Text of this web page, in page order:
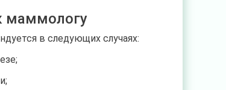
маммологу
в следующих случаях: